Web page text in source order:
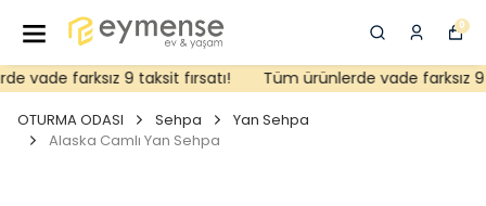
0
vade farksız 9 taksit fırsatı! Tüm ürünlerde vade farksız 9
OTURMA ODASI Sehpa
Yan Sehpa
Alaska Camlı Yan Sehpa